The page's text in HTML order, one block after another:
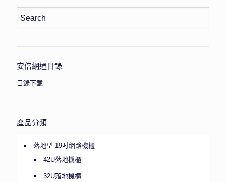
安倍網通目錄
目錄下載
產品分類
落地型 19吋網路機櫃
42U落地機櫃
32U落地機櫃